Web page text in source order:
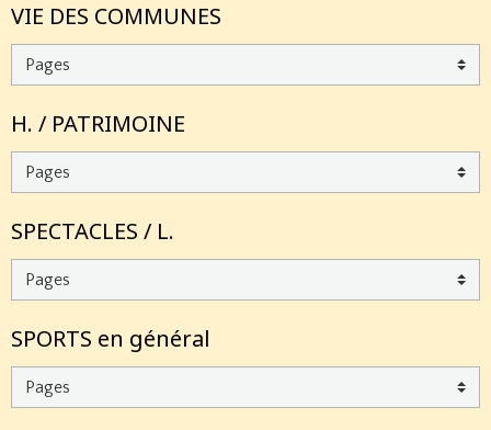
VIE DES COMMUNES
H. / PATRIMOINE
SPECTACLES / L.
SPORTS en général